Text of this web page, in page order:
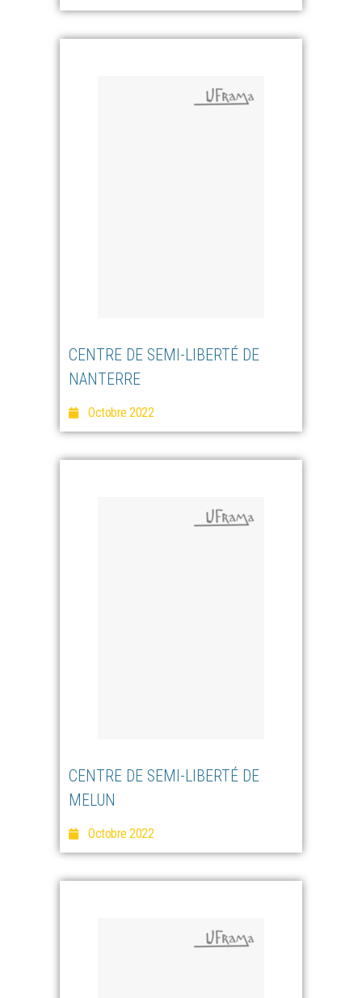
CENTRE DE SEMI-LIBERTÉ DE
NANTERRE
Octobre 2022
CENTRE DE SEMI-LIBERTÉ DE
MELUN
Octobre 2022